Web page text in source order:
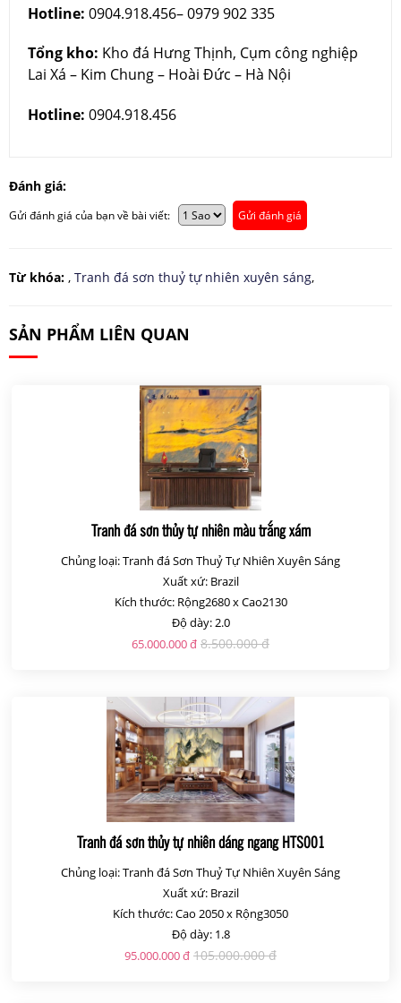
Hotline: 0904.918.456– 0979 902 335
Tổng kho: Kho đá Hưng Thịnh, Cụm công nghiệp
Lai Xá – Kim Chung – Hoài Đức – Hà Nội
Hotline: 0904.918.456
Đánh giá:
Gửi đánh giá của bạn về bài viết: Gửi đánh giá
Từ khóa: , Tranh đá sơn thuỷ tự nhiên xuyên sáng,
SẢN PHẨM LIÊN QUAN
Tranh đá sơn thủy tự nhiên màu trắng xám
Chủng loại: Tranh đá Sơn Thuỷ Tự Nhiên Xuyên Sáng
Xuất xứ: Brazil
Kích thước: Rộng2680 x Cao2130
Độ dày: 2.0
65.000.000 đ 8.500.000 đ
Tranh đá sơn thủy tự nhiên dáng ngang HTS001
Chủng loại: Tranh đá Sơn Thuỷ Tự Nhiên Xuyên Sáng
Xuất xứ: Brazil
Kích thước: Cao 2050 x Rộng3050
Độ dày: 1.8
95.000.000 đ 105.000.000 đ